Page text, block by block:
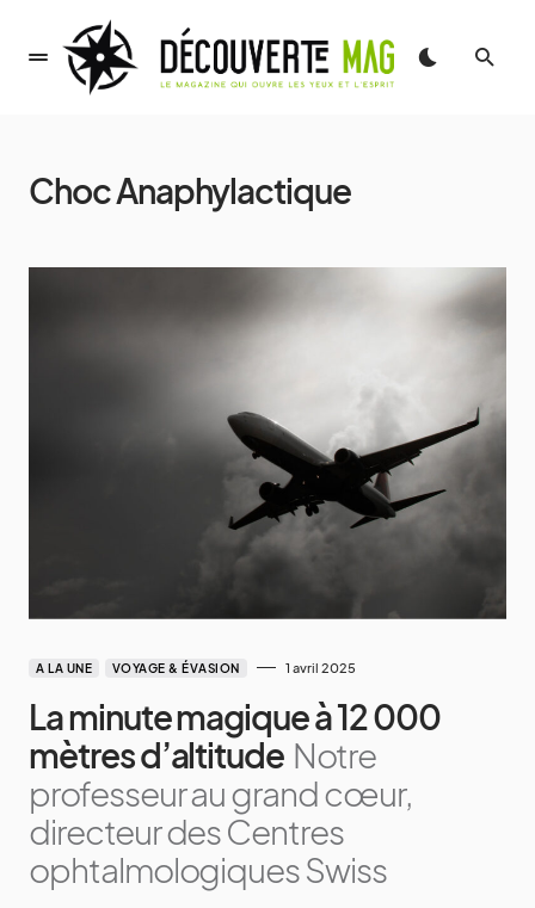
Choc Anaphylactique
A LA UNE VOYAGE & ÉVASION 1 avril 2025
La minute magique à 12 000
mètres d’altitude Notre
professeur au grand cœur,
directeur des Centres
ophtalmologiques Swiss